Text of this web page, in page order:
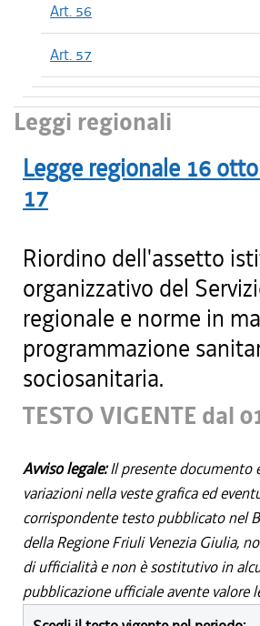
Art. 56
Art. 57
Leggi regionali
Legge regionale 16
17
Riordino dell'assetto
organizzativo del
regionale e norme in
programmazione
sociosanitaria.
TESTO VIGENTE dal
Avviso legale:Il presente documento
variazioni nella veste grafica ed
corrispondente testo pubblicato nel
della Regione Friuli Venezia Giulia,
di ufficialità e non è sostitutivo in
pubblicazione ufficiale avente valore